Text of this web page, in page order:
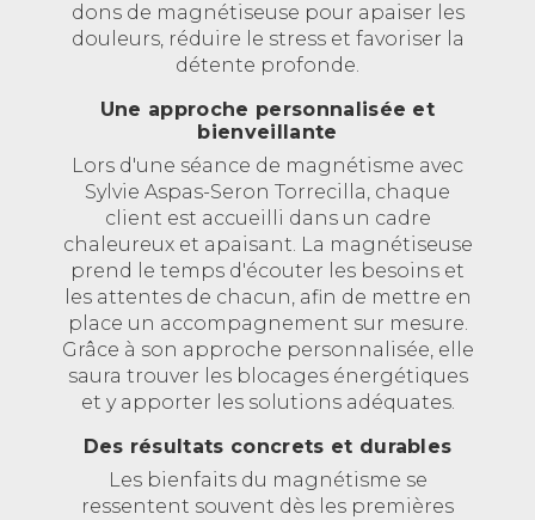
dons de magnétiseuse pour apaiser les
douleurs, réduire le stress et favoriser la
détente profonde.
Une approche personnalisée et
bienveillante
Lors d'une séance de magnétisme avec
Sylvie Aspas-Seron Torrecilla, chaque
client est accueilli dans un cadre
chaleureux et apaisant. La magnétiseuse
prend le temps d'écouter les besoins et
les attentes de chacun, afin de mettre en
place un accompagnement sur mesure.
Grâce à son approche personnalisée, elle
saura trouver les blocages énergétiques
et y apporter les solutions adéquates.
Des résultats concrets et durables
Les bienfaits du magnétisme se
ressentent souvent dès les premières